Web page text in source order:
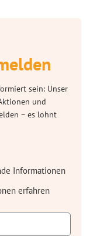
sein: Unser
und
– es lohnt
Informationen
erfahren